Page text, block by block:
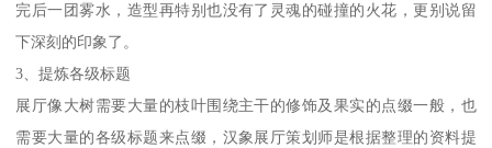
完后一团雾水，造型再特别也没有了灵魂的碰撞的火花，更别说留
下深刻的印象了。
3、提炼各级标题
展厅像大树需要大量的枝叶围绕主干的修饰及果实的点缀一般，也
需要大量的各级标题来点缀，汉象展厅策划师是根据整理的资料提